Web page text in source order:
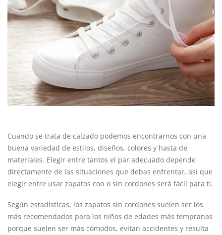
Cuando se trata de calzado podemos encontrarnos con una
buena variedad de estilos, diseños, colores y hasta de
materiales. Elegir entre tantos el par adecuado depende
directamente de las situaciones que debas enfrentar, así que
elegir entre usar zapatos con o sin cordones será fácil para ti.
Según estadísticas, los zapatos sin cordones suelen ser los
más recomendados para los niños de edades más tempranas
porque suelen ser más cómodos, evitan accidentes y resulta